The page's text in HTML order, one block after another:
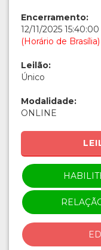
Encerramento:
12/11/2025 15:40:00
(Horário de Brasília)
Leilão:
Único
Modalidade:
ONLINE